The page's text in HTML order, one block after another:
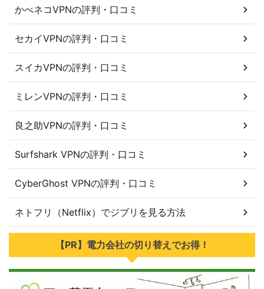
かべネコVPNの評判・口コミ
セカイVPNの評判・口コミ
スイカVPNの評判・口コミ
ミレンVPNの評判・口コミ
良之助VPNの評判・口コミ
Surfshark VPNの評判・口コミ
CyberGhost VPNの評判・口コミ
ネトフリ（Netflix）でジブリを見る方法
【PR】電力会社の切り替えでお得！